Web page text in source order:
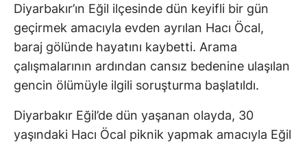
Diyarbakır’ın Eğil ilçesinde dün keyifli bir gün
geçirmek amacıyla evden ayrılan Hacı Öcal,
baraj gölünde hayatını kaybetti. Arama
çalışmalarının ardından cansız bedenine ulaşılan
gencin ölümüyle ilgili soruşturma başlatıldı.
Diyarbakır Eğil’de dün yaşanan olayda, 30
yaşındaki Hacı Öcal piknik yapmak amacıyla Eğil